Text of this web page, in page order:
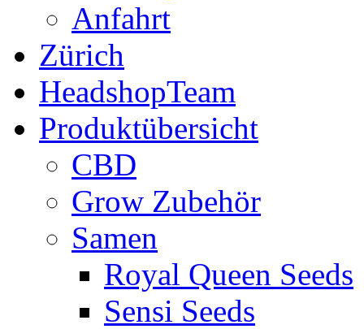
Anfahrt
Zürich
HeadshopTeam
Produktübersicht
CBD
Grow Zubehör
Samen
Royal Queen Seeds
Sensi Seeds